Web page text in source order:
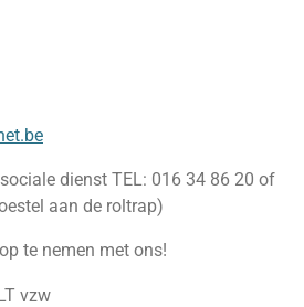
dienst TEL: 016 34 86 20 of
aan de roltrap)
te nemen met ons!
vzw